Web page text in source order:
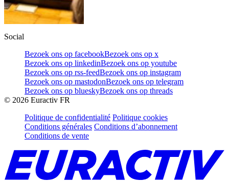
Social
Bezoek ons op facebookBezoek ons op x
Bezoek ons op linkedinBezoek ons op youtube
Bezoek ons op rss-feedBezoek ons op instagram
Bezoek ons op mastodonBezoek ons op telegram
Bezoek ons op blueskyBezoek ons op threads
© 2026 Euractiv FR
Politique de confidentialité Politique cookies
Conditions générales Conditions d’abonnement
Conditions de vente